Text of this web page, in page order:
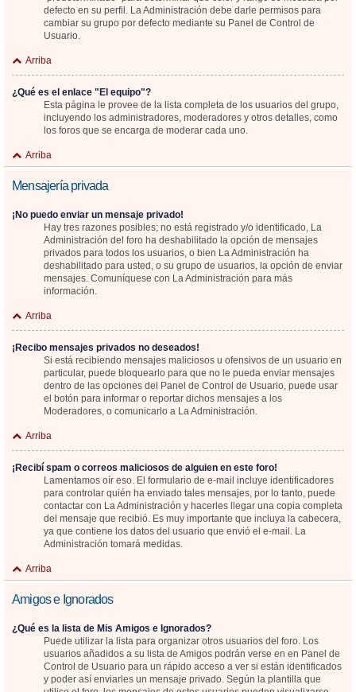
defecto en su perfil. La Administración debe darle permisos para
cambiar su grupo por defecto mediante su Panel de Control de
Usuario.
Arriba
¿Qué es el enlace "El equipo"?
Esta página le provee de la lista completa de los usuarios del grupo,
incluyendo los administradores, moderadores y otros detalles, como
los foros que se encarga de moderar cada uno.
Arriba
Mensajería privada
¡No puedo enviar un mensaje privado!
Hay tres razones posibles; no está registrado y/o identificado, La
Administración del foro ha deshabilitado la opción de mensajes
privados para todos los usuarios, o bien La Administración ha
deshabilitado para usted, o su grupo de usuarios, la opción de enviar
mensajes. Comuníquese con La Administración para más
información.
Arriba
¡Recibo mensajes privados no deseados!
Si está recibiendo mensajes maliciosos u ofensivos de un usuario en
particular, puede bloquearlo para que no le pueda enviar mensajes
dentro de las opciones del Panel de Control de Usuario, puede usar
el botón para informar o reportar dichos mensajes a los
Moderadores, o comunicarlo a La Administración.
Arriba
¡Recibí spam o correos maliciosos de alguien en este foro!
Lamentamos oír eso. El formulario de e-mail incluye identificadores
para controlar quién ha enviado tales mensajes, por lo tanto, puede
contactar con La Administración y hacerles llegar una copia completa
del mensaje que recibió. Es muy importante que incluya la cabecera,
ya que contiene los datos del usuario que envió el e-mail. La
Administración tomará medidas.
Arriba
Amigos e Ignorados
¿Qué es la lista de Mis Amigos e Ignorados?
Puede utilizar la lista para organizar otros usuarios del foro. Los
usuarios añadidos a su lista de Amigos podrán verse en en Panel de
Control de Usuario para un rápido acceso a ver si están identificados
y poder así enviarles un mensaje privado. Según la plantilla que